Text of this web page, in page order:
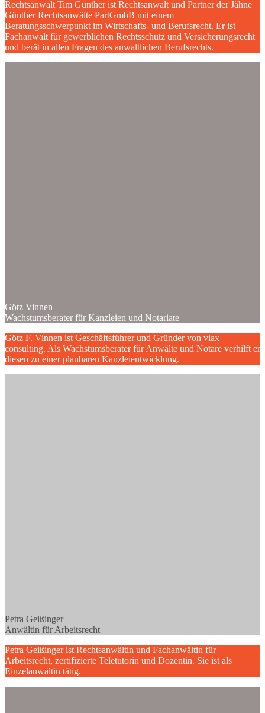
Rechtsanwalt Tim Günther ist Rechtsanwalt und Partner der Jähne
Günther Rechtsanwälte PartGmbB mit einem
Beratungsschwerpunkt im Wirtschafts- und Berufsrecht. Er ist
Fachanwalt für gewerblichen Rechtsschutz und Versicherungsrecht
und berät in allen Fragen des anwaltlichen Berufsrechts.
Götz Vinnen
Wachstumsberater für Kanzleien und Notariate
Götz F. Vinnen ist Geschäftsführer und Gründer von viax
consulting. Als Wachstumsberater für Anwälte und Notare verhilft er
diesen zu einer planbaren Kanzleientwicklung.
Petra Geißinger
Anwältin für Arbeitsrecht
Petra Geißinger ist Rechtsanwältin und Fachanwältin für
Arbeitsrecht, zertifizierte Teletutorin und Dozentin. Sie ist als
Einzelanwältin tätig.